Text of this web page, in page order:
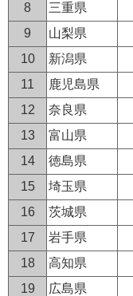
8
三重県
9
山梨県
10
新潟県
11
鹿児島県
12
奈良県
13
富山県
14
徳島県
15
埼玉県
16
茨城県
17
岩手県
18
高知県
19
広島県